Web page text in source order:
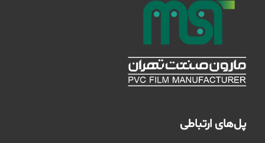
پل‌های ارتباطی